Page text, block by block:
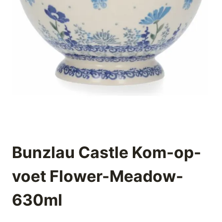
Bunzlau Castle Kom-op-
voet Flower-Meadow-
630ml